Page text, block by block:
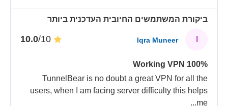
ביקורת המשתמשים החיובית העדכנית ביותר
Iqra Muneer
/10
100% Working VPN
TunnelBear is no doubt a great VPN for all the
users, when I am facing server difficulty this helps
me
...